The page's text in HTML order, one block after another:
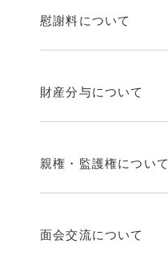
慰謝料について
財産分与について
親権・監護権について
面会交流について